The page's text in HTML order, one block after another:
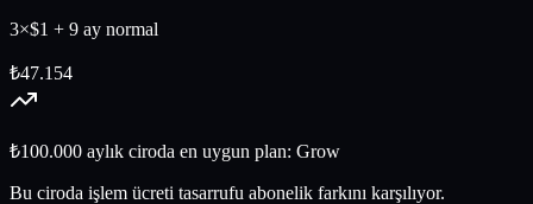
3×$1 + 9 ay normal
₺47.154
₺100.000 aylık ciroda en uygun plan: Grow
Bu ciroda işlem ücreti tasarrufu abonelik farkını karşılıyor.